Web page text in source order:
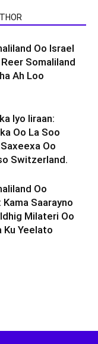
Oo Israel
Somaliland
Ah Loo
Iyo Iiraan:
Oo La Soo
Oo
Switzerland.
Oo
Saarayno
Milateri Oo
Ku Yeelato